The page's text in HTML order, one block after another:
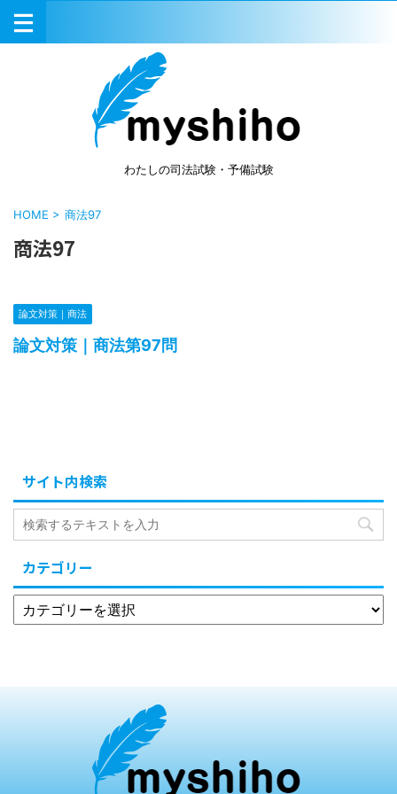
わたしの司法試験・予備試験
HOME > 商法97
商法97
論文対策｜商法
論文対策｜商法第97問
サイト内検索
カテゴリー